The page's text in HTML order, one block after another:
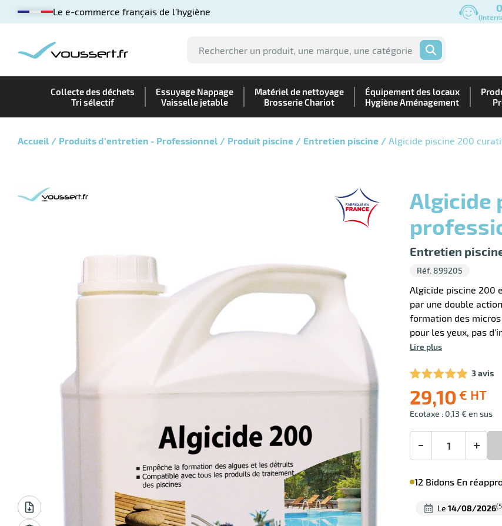
Le e-commerce français de l'hygiène
OK
Collecte des déchets
Tri sélectif
Essuyage Nappage
Vaisselle jetable
Matériel de nettoyage
Brosserie Chariot
Équipement des locaux
Hygiène Aménagement
Accueil Produits d’entretien - Professionnel Produit piscine Entretien piscine Algicide piscine 200
Algicide piscine curatif
Entretien
Réf. 899205
Algicide piscine 200
par une double
formation des
pour les yeux, pas
Lire plus
3 avis
29,10 € HT
Ecotaxe : 0,13 € en sus
Prix
conseillé(1)
29,10
Livraison
offerte
+
de
Bidons
12 Bidons En
le 14/08/2026